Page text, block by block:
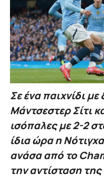
Σε ένα παιχνίδι
Μάντσεστερ Σίτι
ισόπαλες με 2-2
ίδια ώρα η
ανάσα από το
την αντίσταση